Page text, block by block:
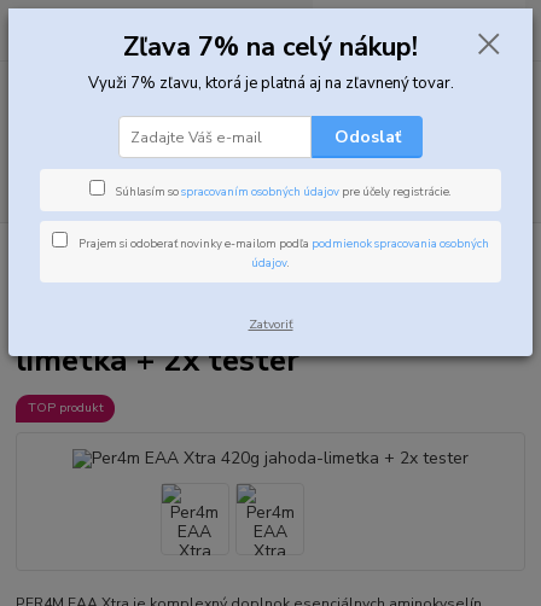
Hľadať
0,00 EUR
Aminokyseliny Komplexné aminokyseliny
Per4m EAA Xtra
Per4m EAA Xtra 420g jahoda-
limetka + 2x tester
TOP produkt
Zľava 7% na celý nákup!
Využi 7% zľavu, ktorá je platná aj na zľavnený tovar.
Odoslať
Súhlasím sospracovaním osobných údajov pre účely registrácie.
Prajem si odoberať novinky e-mailom podľa podmienok spracovania osobných
údajov.
Zatvoriť